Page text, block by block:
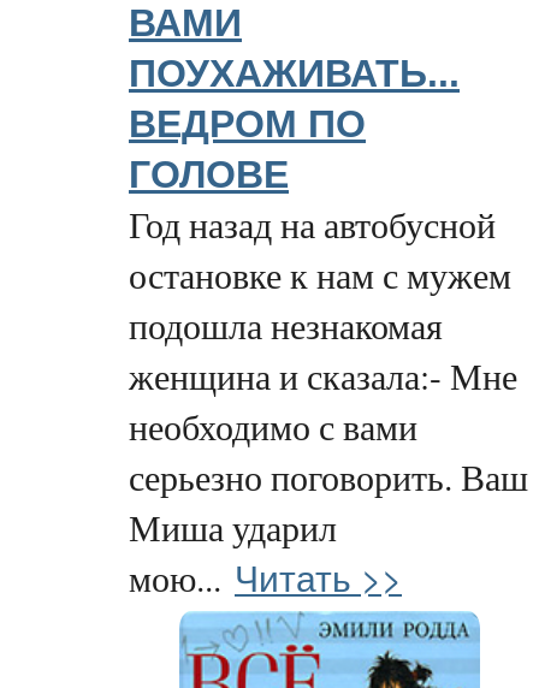
ВАМИ
ПОУХАЖИВАТЬ...
ВЕДРОМ ПО
ГОЛОВЕ
Год назад на автобусной
остановке к нам с мужем
подошла незнакомая
женщина и сказала:- Мне
необходимо с вами
серьезно поговорить. Ваш
Миша ударил
мою... Читать >>